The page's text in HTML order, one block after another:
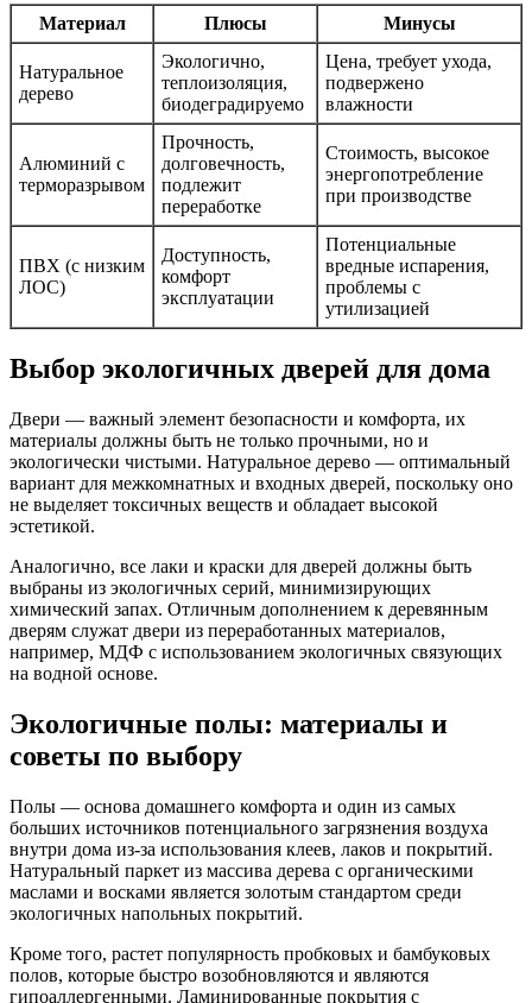
Материал Плюсы Минусы
Натуральное
дерево
Экологично,
теплоизоляция,
биодеградируемо
Цена, требует ухода,
подвержено
влажности
Алюминий с
терморазрывом
Прочность,
долговечность,
подлежит
переработке
Стоимость, высокое
энергопотребление
при производстве
ПВХ (с низким
ЛОС)
Доступность,
комфорт
эксплуатации
Потенциальные
вредные испарения,
проблемы с
утилизацией
Выбор экологичных дверей для дома
Двери — важный элемент безопасности и комфорта, их
материалы должны быть не только прочными, но и
экологически чистыми. Натуральное дерево — оптимальный
вариант для межкомнатных и входных дверей, поскольку оно
не выделяет токсичных веществ и обладает высокой
эстетикой.
Аналогично, все лаки и краски для дверей должны быть
выбраны из экологичных серий, минимизирующих
химический запах. Отличным дополнением к деревянным
дверям служат двери из переработанных материалов,
например, МДФ с использованием экологичных связующих
на водной основе.
Экологичные полы: материалы и
советы по выбору
Полы — основа домашнего комфорта и один из самых
больших источников потенциального загрязнения воздуха
внутри дома из-за использования клеев, лаков и покрытий.
Натуральный паркет из массива дерева с органическими
маслами и восками является золотым стандартом среди
экологичных напольных покрытий.
Кроме того, растет популярность пробковых и бамбуковых
полов, которые быстро возобновляются и являются
гипоаллергенными. Ламинированные покрытия с